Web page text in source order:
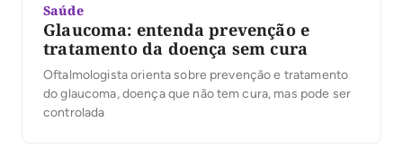
Saúde
Glaucoma: entenda prevenção e
tratamento da doença sem cura
Oftalmologista orienta sobre prevenção e tratamento
do glaucoma, doença que não tem cura, mas pode ser
controlada